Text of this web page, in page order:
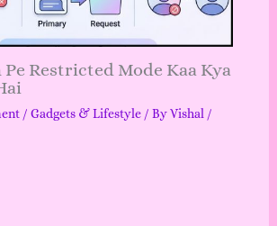
Restricted Mode Kaa Kya
/ Gadgets & Lifestyle/ ByVishal /